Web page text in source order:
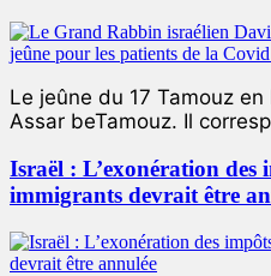
Le jeûne du 17 Tamouz
Assar beTamouz. Il
Israël : L’exonération des
immigrants devrait être